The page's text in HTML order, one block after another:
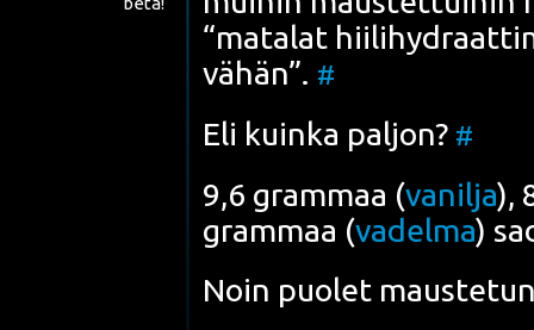
“mata­lat
vähän”. #
Eli kuin­ka pal­jon? #
9,6 gram­maa (vanil­ja),
gram­maa (vadel­ma)
Noin puo­let